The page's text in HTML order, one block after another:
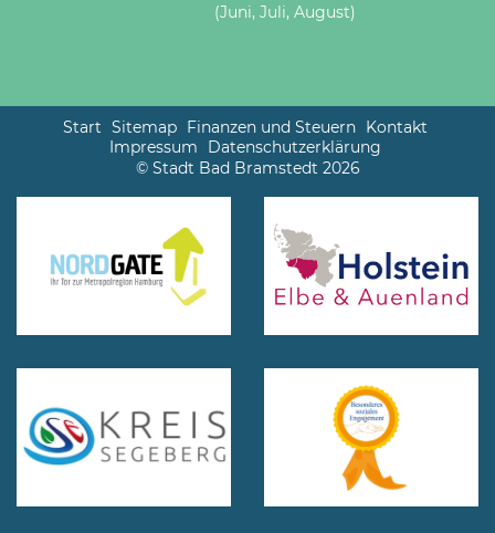
(Juni, Juli, August)
Start Sitemap Finanzen und Steuern Kontakt
Impressum
Datenschutzerklärung
© Stadt Bad Bramstedt 2026